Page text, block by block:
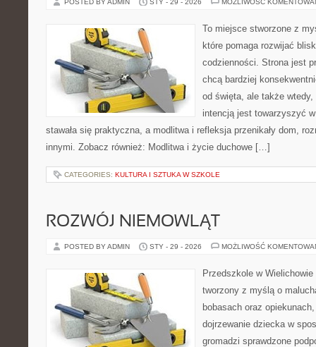
POSTED BY ADMIN STY - 29 - 2026 MOŻLIWOŚĆ
To miejsce stworzone z
które pomaga rozwijać
codzienności. Strona jest
chcą bardziej
od święta, ale także
intencją jest towarzyszyć
stawała się praktyczna, a modlitwa i refleksja przenikały dom,
innymi. Zobacz również: Modlitwa i życie duchowe […]
CATEGORIES: KULTURA I SZTUKA W SZKOLE
ROZWÓJ NIEMOWLĄT
POSTED BY ADMIN STY - 29 - 2026 MOŻLIWOŚĆ
Przedszkole w
tworzony z myślą o
bobasach oraz
dojrzewanie dziecka w
gromadzi sprawdzone